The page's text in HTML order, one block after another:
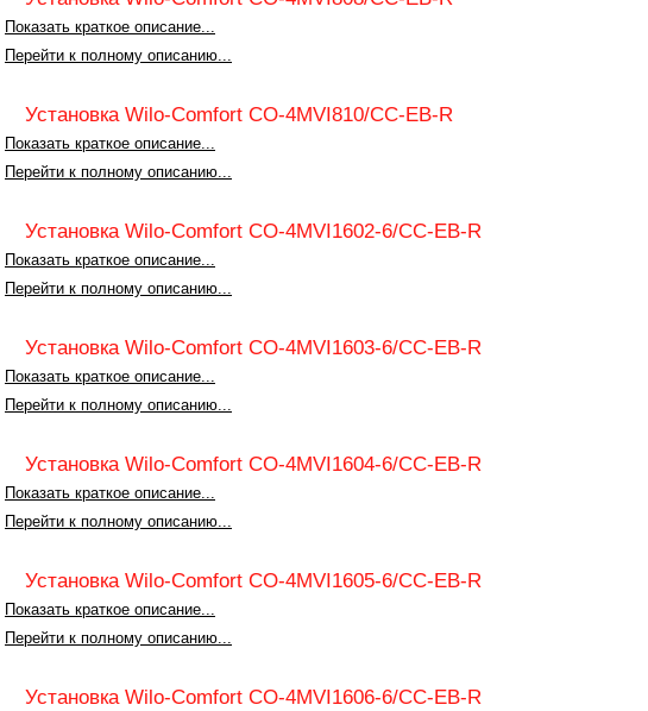
Показать краткое описание...
Перейти к полному описанию...
Установка Wilo-Comfort CO-4MVI810/CC-EB-R
Показать краткое описание...
Перейти к полному описанию...
Установка Wilo-Comfort CO-4MVI1602-6/CC-EB-R
Показать краткое описание...
Перейти к полному описанию...
Установка Wilo-Comfort CO-4MVI1603-6/CC-EB-R
Показать краткое описание...
Перейти к полному описанию...
Установка Wilo-Comfort CO-4MVI1604-6/CC-EB-R
Показать краткое описание...
Перейти к полному описанию...
Установка Wilo-Comfort CO-4MVI1605-6/CC-EB-R
Показать краткое описание...
Перейти к полному описанию...
Установка Wilo-Comfort CO-4MVI1606-6/CC-EB-R